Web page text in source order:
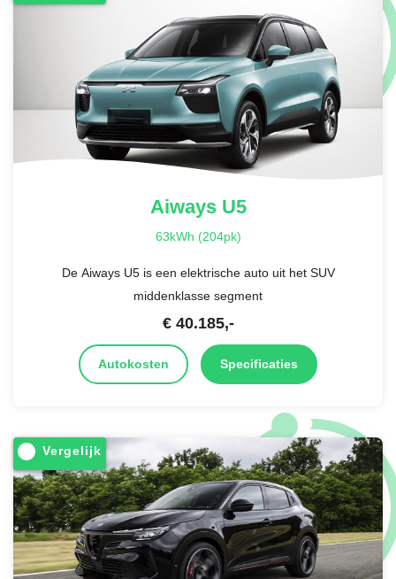
AiwaysU5
63kWh (204pk)
De Aiways U5 is een elektrische auto uit het SUV
middenklasse segment
€ 40.185,-
Autokosten Specificaties
Vergelijk